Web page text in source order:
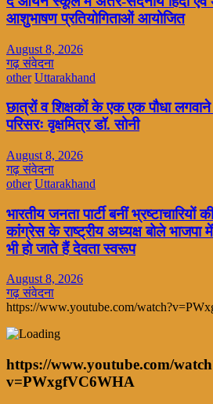
आशुभाषण प्रतियोगिताओं आयोजित
August 8, 2026
गढ़ संवेदना
other Uttarakhand
छात्रों व शिक्षकों के एक एक पौधा लगवाने
परिसरः वृक्षमित्र डॉ. सोनी
August 8, 2026
गढ़ संवेदना
other Uttarakhand
भारतीय जनता पार्टी बनीं
कांग्रेस के राष्ट्रीय अध्यक्ष बोले भाजपा में
भी हो जाते हैं देवता स्वरूप
August 8, 2026
गढ़ संवेदना
https://www.youtube.com/
https://www.youtube.com/
v=PWxgfVC6WHA